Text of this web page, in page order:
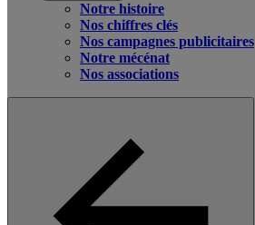
Notre histoire
Nos chiffres clés
Nos campagnes publicitaires
Notre mécénat
Nos associations